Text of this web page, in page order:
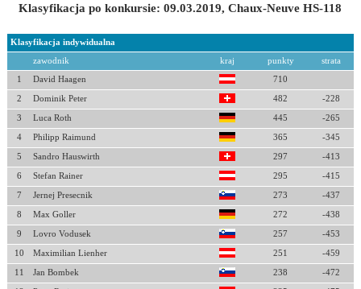
Klasyfikacja po konkursie: 09.03.2019, Chaux-Neuve HS-118
Klasyfikacja indywidualna
zawodnik kraj punkty strata
1 David Haagen 710
2 Dominik Peter 482 -228
3 Luca Roth 445 -265
4 Philipp Raimund 365 -345
5 Sandro Hauswirth 297 -413
6 Stefan Rainer 295 -415
7 Jernej Presecnik 273 -437
8 Max Goller 272 -438
9 Lovro Vodusek 257 -453
10 Maximilian Lienher 251 -459
11 Jan Bombek 238 -472